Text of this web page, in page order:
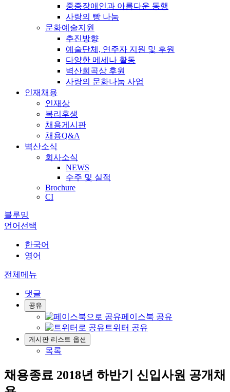
중증장애인과 아름다운 동행
사랑의 빵 나눔
문화예술지원
추진방향
예술단체, 연주자 지원 및 후원
다양한 메세나 활동
벽산희곡상 후원
사랑의 문화나눔 사업
인재채용
인재상
복리후생
채용게시판
채용Q&A
벽산소식
회사소식
NEWS
수주 및 실적
Brochure
CI
블루밍
언어선택
한국어
영어
전체메뉴
댓글
공유
페이스북 공유
트위터 공유
게시판 리스트 옵션
목록
채용종료 2018년 하반기 신입사원 공개채